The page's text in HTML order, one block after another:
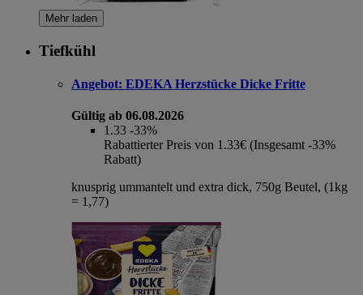
Mehr laden
Tiefkühl
Angebot: EDEKA Herzstücke Dicke Fritte
Gültig ab 06.08.2026
1.33 -33%
Rabattierter Preis von 1.33€ (Insgesamt -33%
Rabatt)
knusprig ummantelt und extra dick, 750g Beutel, (1kg
= 1,77)